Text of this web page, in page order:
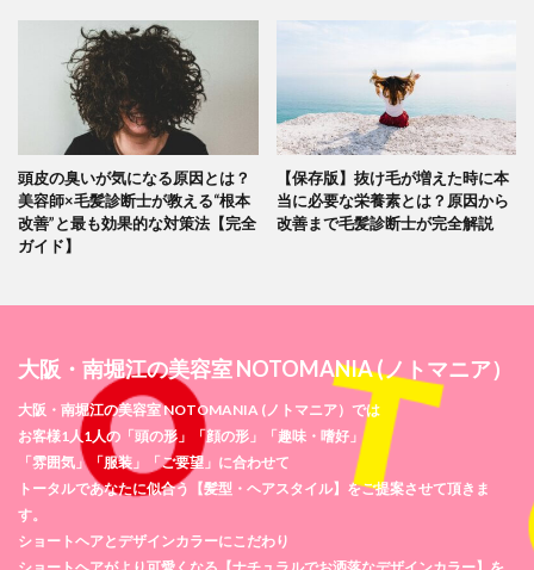
頭皮の臭いが気になる原因とは？
美容師×毛髪診断士が教える“根本
改善”と最も効果的な対策法【完全
ガイド】
【保存版】抜け毛が増えた時に本
当に必要な栄養素とは？原因から
改善まで毛髪診断士が完全解説
大阪・南堀江の美容室 NOTOMANIA (ノトマニア）
大阪・南堀江の美容室 NOTOMANIA (ノトマニア）では
お客様1人1人の「頭の形」「顔の形」「趣味・嗜好」
「雰囲気」「服装」「ご要望」に合わせて
トータルであなたに似合う【髪型・ヘアスタイル】をご提案させて頂きま
す。
ショートヘアとデザインカラーにこだわり